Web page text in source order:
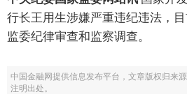
行长王用生涉嫌严重违纪违法，
监委纪律审查和监察调查。
中国金融网提供信息发布平台，文章版权归来
注明出处。